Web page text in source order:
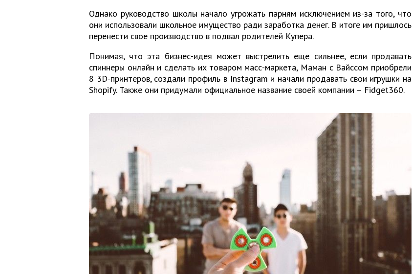
Однако руководство школы начало угрожать парням исключением из-за того, что
они использовали школьное имущество ради заработка денег. В итоге им пришлось
перенести свое производство в подвал родителей Купера.
Понимая, что эта бизнес-идея может выстрелить еще сильнее, если продавать
спиннеры онлайн и сделать их товаром масс-маркета, Маман с Вайссом приобрели
8 3D-принтеров, создали профиль в Instagram и начали продавать свои игрушки на
Shopify. Также они придумали официальное название своей компании – Fidget360.